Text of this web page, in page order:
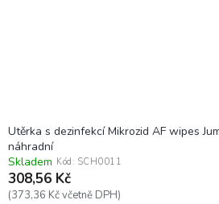
Utěrka s dezinfekcí Mikrozid AF wipes
náhradní
Skladem Kód: SCH0011
308,56 Kč
(373,36 Kč včetně DPH)